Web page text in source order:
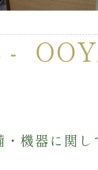
・機器に関し